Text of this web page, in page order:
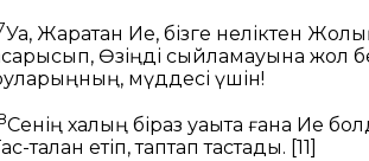
Уа, Жаратқан Ие, бізге неліктен
Өзіңді сыйламауына жол
мүддесі үшін!
Сенің халқың біраз уақытқа ғана Ие
талқан етіп, таптап тастады. [11]